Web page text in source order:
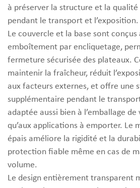
à préserver la structure et la
pendant le transport et l’exposition.
Le couvercle et la base sont conçus
emboîtement par encliquetage,
fermeture sécurisée des plateaux.
maintenir la fraîcheur, réduit
aux facteurs externes, et offre une
supplémentaire pendant le
adaptée aussi bien à l’emballage
qu’aux applications à emporter. Le
épais améliore la rigidité et la
protection fiable même en cas de
volume.
Le design entièrement transparent